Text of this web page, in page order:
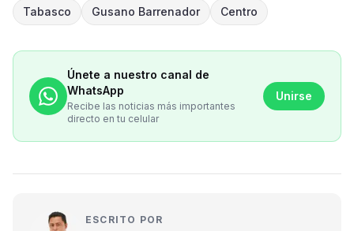
Tabasco Gusano Barrenador Centro
Únete a nuestro canal de
WhatsApp
Recibe las noticias más importantes
directo en tu celular
Unirse
ESCRITO POR